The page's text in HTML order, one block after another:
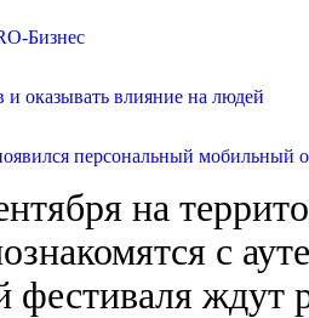
Бизнес
и оказывать влияние на людей
персональный мобильный
на
с
фестиваля ждут